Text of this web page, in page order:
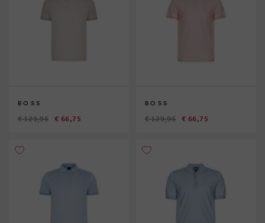
BOSS
€ 129,95 € 66,75
BOSS
€ 129,95 € 66,75